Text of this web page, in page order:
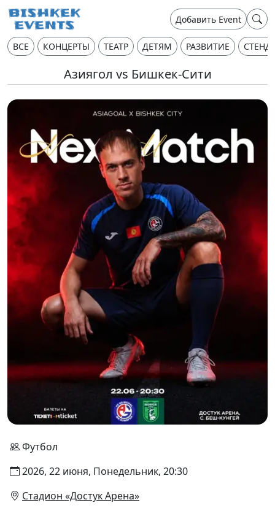
Добавить Event
ВСЕ КОНЦЕРТЫ ТЕАТР ДЕТЯМ РАЗВИТИЕ
Азиягол vs Бишкек-Сити
Футбол
2026, 22 июня, Понедельник, 20:30
Стадион «Достук Арена»